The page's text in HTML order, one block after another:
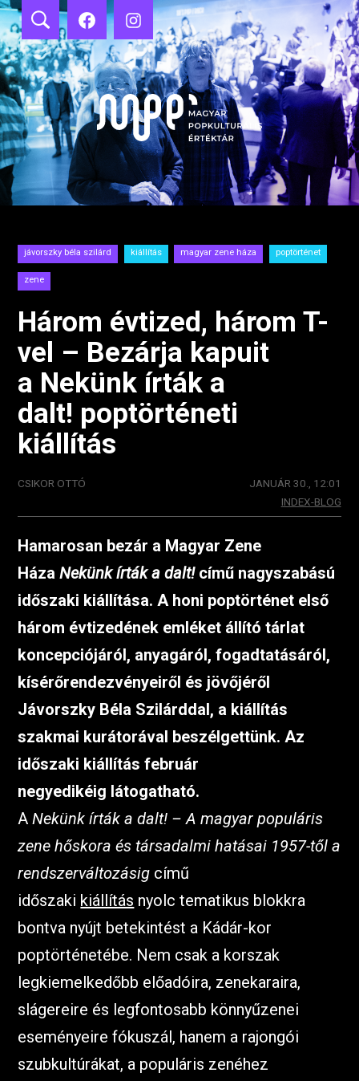
Ugrás
a
tartalomhoz
jávorszky béla szilárd kiállítás magyar zene háza poptörténet
zene
Három évtized, három T-
vel – Bezárja kapuit
a Nekünk írták a
dalt! poptörténeti
kiállítás
CSIKOR OTTÓ
JANUÁR 30., 12:01
INDEX-BLOG
Hamarosan bezár a Magyar Zene
HázaNekünk írták a dalt!című nagyszabású
időszaki kiállítása. A honi poptörténet első
három évtizedének emléket állító tárlat
koncepciójáról, anyagáról, fogadtatásáról,
kísérőrendezvényeiről és jövőjéről
Jávorszky Béla Szilárddal, a kiállítás
szakmai kurátorával beszélgettünk. Az
időszaki kiállítás február
negyedikéig látogatható.
ANekünk írták a dalt! – A magyar populáris
zene hőskora és társadalmi hatásai 1957-től a
rendszerváltozásig című
időszaki kiállítás nyolc tematikus blokkra
bontva nyújt betekintést a Kádár-kor
poptörténetébe. Nem csak a korszak
legkiemelkedőbb előadóira, zenekaraira,
slágereire és legfontosabb könnyűzenei
eseményeire fókuszál, hanem a rajongói
szubkultúrákat, a populáris zenéhez